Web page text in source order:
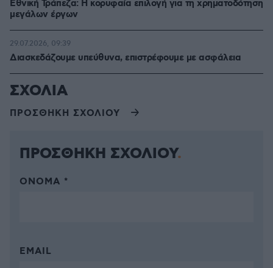
Εθνική Τράπεζα: Η κορυφαία επιλογή για τη χρηματοδότηση
μεγάλων έργων
Διασκεδάζουμε υπεύθυνα, επιστρέφουμε με ασφάλεια
29.07.2026, 09:39
ΣΧΟΛΙΑ
ΠΡΟΣΘΗΚΗ ΣΧΟΛΙΟΥ
ΠΡΟΣΘΗΚΗ ΣΧΟΛΙΟΥ
ΌΝΟΜΑ *
EMAIL